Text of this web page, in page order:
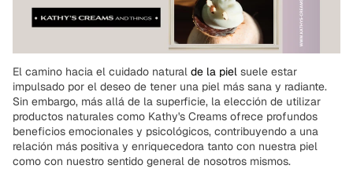
El camino hacia el cuidado natural de la piel suele estar
impulsado por el deseo de tener una piel más sana y radiante.
Sin embargo, más allá de la superficie, la elección de utilizar
productos naturales como Kathy's Creams ofrece profundos
beneficios emocionales y psicológicos, contribuyendo a una
relación más positiva y enriquecedora tanto con nuestra piel
como con nuestro sentido general de nosotros mismos.